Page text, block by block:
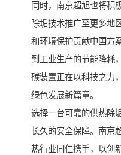
同时，南京超旭也将积
除垢技术推广至更多地
和环境保护贡献中国方
到工业生产的节能降耗
碳装置正在以科技之力
绿色发展新篇章。
选择一台可靠的供热除
长久的安全保障。南京
热行业同仁携手，以创